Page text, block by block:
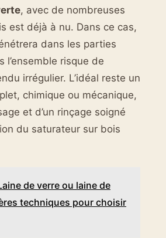
, avec de nombreuses
est déjà à nu. Dans ce cas,
dans les parties
l’ensemble risque de
irrégulier. L’idéal reste un
chimique ou mécanique,
et d’un rinçage soigné
du saturateur sur bois
de verre ou laine de
techniques pour choisir